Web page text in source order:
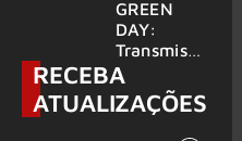
filmados
para
provável
filme
GREEN
DAY:
Transmissã
o 24 horas
‘Green Day
TV’ é
RECEBA
ATUALIZAÇÕES